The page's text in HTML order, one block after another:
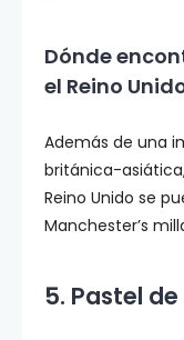
Dónde
el Reino
Además de una
británica-
Reino Unido se
Manchester’s
5. Pastel